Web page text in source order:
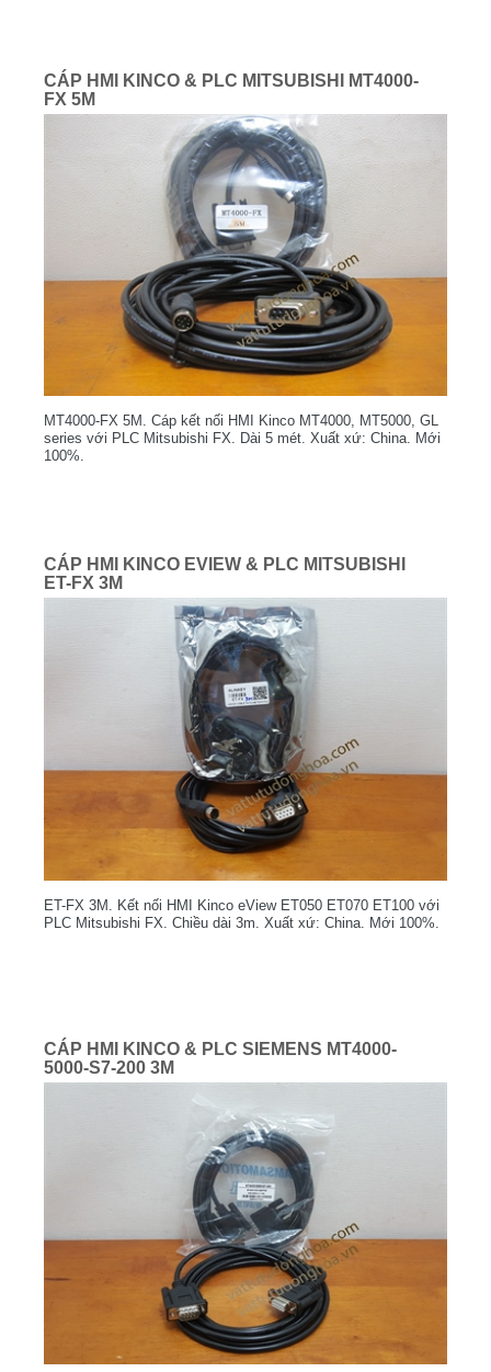
CÁP HMI KINCO & PLC MITSUBISHI MT4000-
FX 5M
MT4000-FX 5M. Cáp kết nối HMI Kinco MT4000, MT5000, GL
series với PLC Mitsubishi FX. Dài 5 mét. Xuất xứ: China. Mới
100%.
CÁP HMI KINCO EVIEW & PLC MITSUBISHI
ET-FX 3M
ET-FX 3M. Kết nối HMI Kinco eView ET050 ET070 ET100 với
PLC Mitsubishi FX. Chiều dài 3m. Xuất xứ: China. Mới 100%.
CÁP HMI KINCO & PLC SIEMENS MT4000-
5000-S7-200 3M